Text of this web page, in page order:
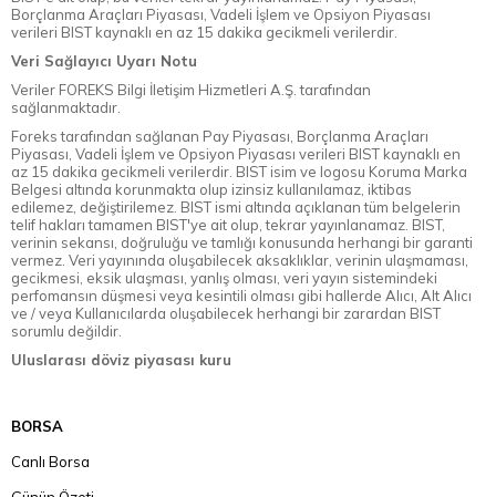
Borçlanma Araçları Piyasası, Vadeli İşlem ve Opsiyon Piyasası
verileri BIST kaynaklı en az 15 dakika gecikmeli verilerdir.
Veri Sağlayıcı Uyarı Notu
Veriler FOREKS Bilgi İletişim Hizmetleri A.Ş. tarafından
sağlanmaktadır.
Foreks tarafından sağlanan Pay Piyasası, Borçlanma Araçları
Piyasası, Vadeli İşlem ve Opsiyon Piyasası verileri BIST kaynaklı en
az 15 dakika gecikmeli verilerdir. BIST isim ve logosu Koruma Marka
Belgesi altında korunmakta olup izinsiz kullanılamaz, iktibas
edilemez, değiştirilemez. BIST ismi altında açıklanan tüm belgelerin
telif hakları tamamen BIST'ye ait olup, tekrar yayınlanamaz. BIST,
verinin sekansı, doğruluğu ve tamlığı konusunda herhangi bir garanti
vermez. Veri yayınında oluşabilecek aksaklıklar, verinin ulaşmaması,
gecikmesi, eksik ulaşması, yanlış olması, veri yayın sistemindeki
perfomansın düşmesi veya kesintili olması gibi hallerde Alıcı, Alt Alıcı
ve / veya Kullanıcılarda oluşabilecek herhangi bir zarardan BIST
sorumlu değildir.
Uluslarası döviz piyasası kuru
BORSA
Canlı Borsa